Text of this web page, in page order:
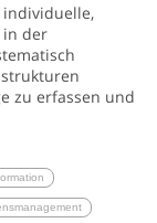
individuelle,
in der
zu erfassen und